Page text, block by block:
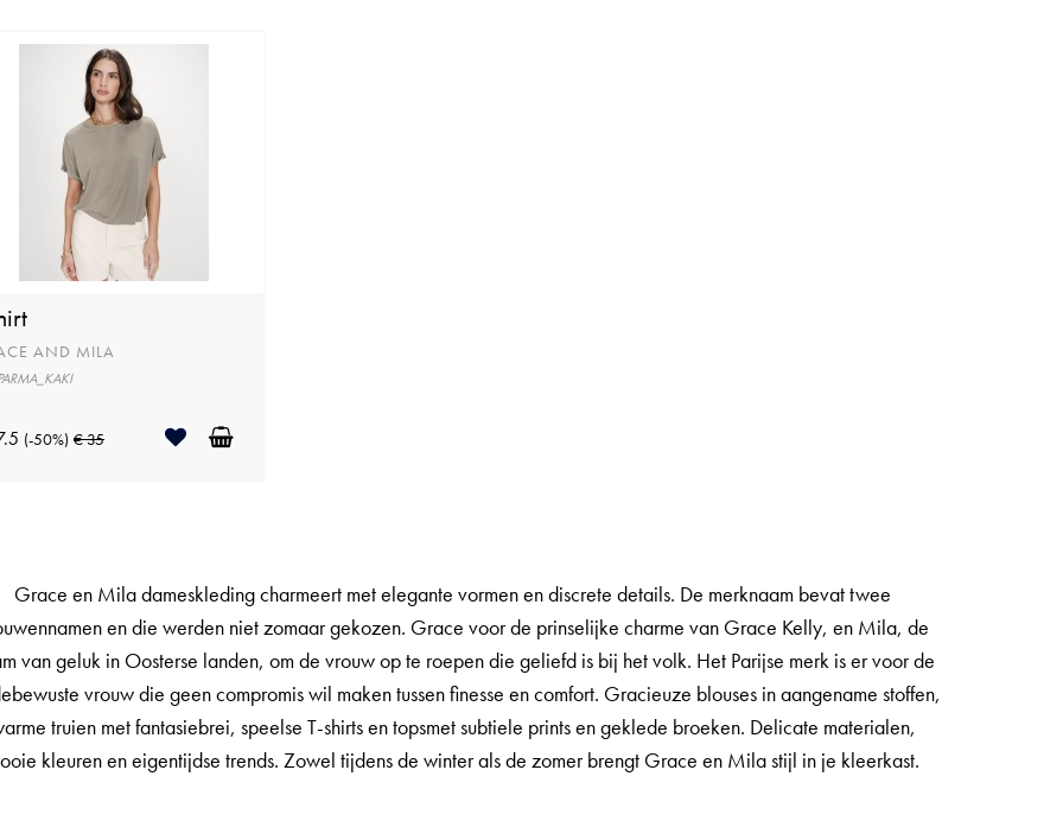
AND MILA
(-50%) € 35
Grace en Mila dameskleding charmeert met elegante vormen en discrete details. De merknaam bevat twee
en die werden niet zomaar gekozen. Grace voor de prinselijke charme van Grace Kelly, en Mila, de
van geluk in Oosterse landen, om de vrouw op te roepen die geliefd is bij het volk. Het Parijse merk is er voor de
vrouw die geen compromis wil maken tussen finesse en comfort. Gracieuze blouses in aangename stoffen,
truien met fantasiebrei, speelse T-shirts en topsmet subtiele prints en geklede broeken. Delicate materialen,
kleuren en eigentijdse trends. Zowel tijdens de winter als de zomer brengt Grace en Mila stijl in je kleerkast.